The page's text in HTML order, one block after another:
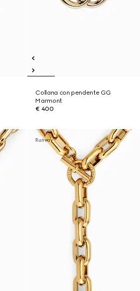
Collana con pendente GG
Marmont
€ 400
Runway